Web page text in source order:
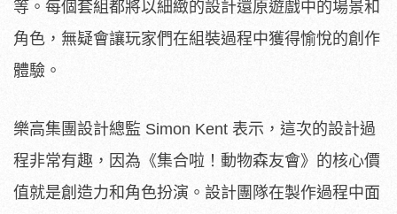
等。每個套組都將以細緻的設計還原遊戲中的場景和
角色，無疑會讓玩家們在組裝過程中獲得愉悅的創作
體驗。
樂高集團設計總監 Simon Kent 表示，這次的設計過
程非常有趣，因為《集合啦！動物森友會》的核心價
值就是創造力和角色扮演。設計團隊在製作過程中面